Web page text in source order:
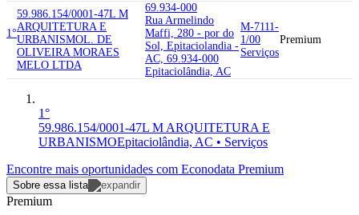
1°
59.986.154/0001-47L M
ARQUITETURA E
URBANISMOL. DE
OLIVEIRA MORAES
MELO LTDA
69.934-000
Rua Armelindo
Maffi, 280 - por do
Sol, Epitaciolandia -
AC, 69.934-000
Epitaciolândia, AC
M-7111-
1/00
Serviços
Premium
1°
59.986.154/0001-47L M ARQUITETURA E
URBANISMOEpitaciolândia, AC • Serviços
Encontre mais oportunidades com Econodata Premium
Sobre essa lista
Premium